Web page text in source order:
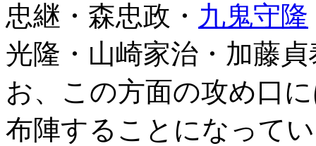
忠継・森忠政・ 九鬼守隆
光隆・山崎家治・加藤
お、この方面の攻め口
布陣することになって